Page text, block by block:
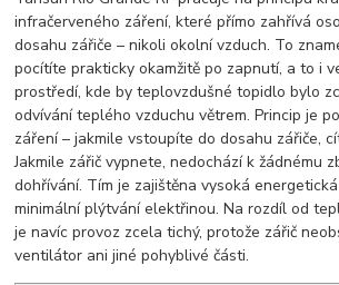
infračerveného záření, které přímo zahřívá
dosahu zářiče – nikoli okolní vzduch. To
pocítíte prakticky okamžitě po zapnutí, a to i
prostředí, kde by teplovzdušné topidlo bylo
odvívání teplého vzduchu větrem. Princip je
záření – jakmile vstoupíte do dosahu zářiče,
Jakmile zářič vypnete, nedochází k žádnému
dohřívání. Tím je zajištěna vysoká
minimální plýtvání elektřinou. Na rozdíl od
je navíc provoz zcela tichý, protože zářič
ventilátor ani jiné pohyblivé části.